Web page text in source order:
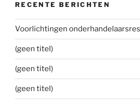
RECENTE BERICHTEN
Voorlichtingen
(geen titel)
(geen titel)
(geen titel)